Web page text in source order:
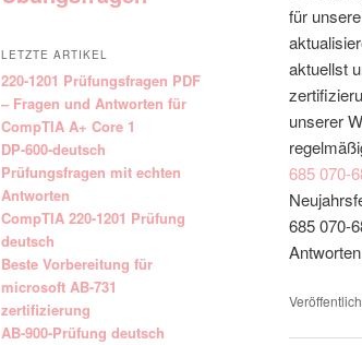
für
aktuellst
unserer
685070-
685 070-
LETZTE ARTIKEL
220-1201 Prüfungsfragen PDF
– Fragen und Antworten für
CompTIA A+ Core 1
DP-600-deutsch
Prüfungsfragen mit echten
Antworten
CompTIA 220-1201 Prüfung
deutsch
Beste Vorbereitung für
microsoft AB-731
zertifizierung
AB-900-Prüfung deutsch